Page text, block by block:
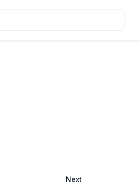
Next